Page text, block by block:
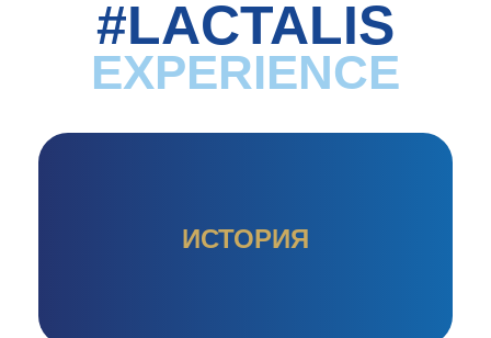
#LACTALIS
EXPERIENCE
ИСТОРИЯ